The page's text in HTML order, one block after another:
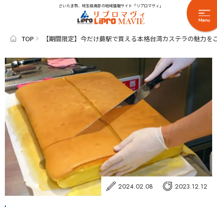
さいたま市、埼玉県南部の地域情報サイト「リプロマヴィ」
TOP 【期間限定】今だけ蕨駅で買える本格台湾カステラの魅力
2024.02.08 2023.12.12